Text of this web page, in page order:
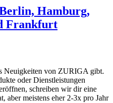
Hamburg,
Frankfurt
Neuigkeiten von ZURIGA gibt.
oder Dienstleistungen
schreiben wir dir eine
aber meistens eher 2-3x pro Jahr